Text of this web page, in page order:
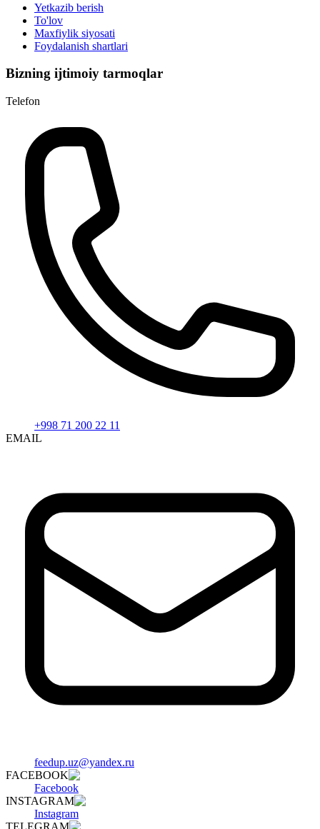
Yetkazib berish
To'lov
Maxfiylik siyosati
Foydalanish shartlari
Bizning ijtimoiy tarmoqlar
Telefon
+998 71 200 22 11
EMAIL
feedup.uz@yandex.ru
FACEBOOK
Facebook
INSTAGRAM
Instagram
TELEGRAM